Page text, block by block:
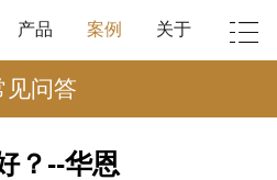
产品 案例 关于
见问答
？--华恩